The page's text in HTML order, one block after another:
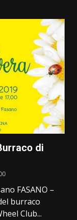
di
FASANO –
burraco
Club...